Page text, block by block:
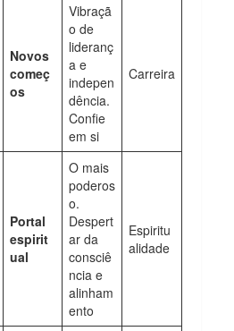
Novos
começ
os
Vibraçã
o de
lideranç
a e
indepen
dência.
Confie
em si
Carreira
Portal
espirit
ual
O mais
poderos
o.
Despert
ar da
consciê
ncia e
alinham
ento
Espiritu
alidade